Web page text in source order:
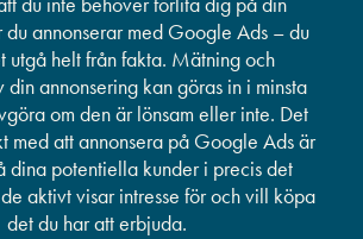
du annonserar med Google Ads – du
utgå helt från fakta. Mätning och
din annonsering kan göras in i minsta
om den är lönsam eller inte. Det
med att annonsera på Google Ads är
dina potentiella kunder i precis det
aktivt visar intresse för och vill köpa
det du har att erbjuda.